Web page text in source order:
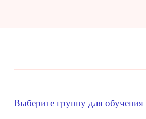
Выберите группу для обучения